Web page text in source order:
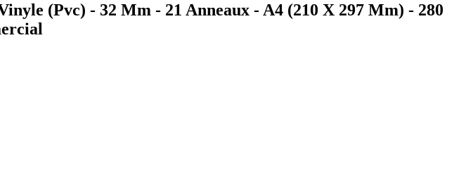
(Pvc) - 32 Mm - 21 Anneaux - A4 (210 X 297 Mm) - 280